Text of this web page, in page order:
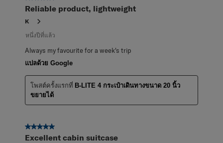
Reliable product, lightweight
K
หนึ่งปีที่แล้ว
Always my favourite for a week's trip
แปลด้วย Google
โพสต์ครั้งแรกที่ B-LITE 4 กระเป๋าเดินทางขนาด 20 นิ้ว
ขยายได้
5 จาก 5 ดาว
Excellent cabin suitcase